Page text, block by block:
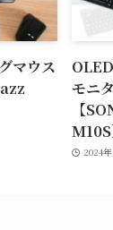
マウス
モニ
【
M10S
2024